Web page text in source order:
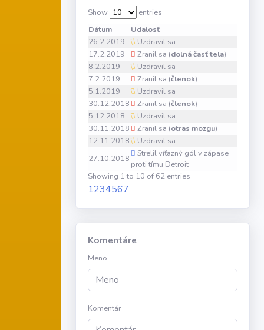
Show
entries
Dátum
Udalosť
26.2.2019
Uzdravil sa
17.2.2019
Zranil sa (dolná časť tela)
8.2.2019
Uzdravil sa
7.2.2019
Zranil sa (členok)
5.1.2019
Uzdravil sa
30.12.2018
Zranil sa (členok)
5.12.2018
Uzdravil sa
30.11.2018
Zranil sa (otras mozgu)
12.11.2018
Uzdravil sa
27.10.2018
Strelil víťazný gól v zápase
proti tímu Detroit
Showing 1 to 10 of 62 entries
1234567
Komentáre
Meno
Komentár